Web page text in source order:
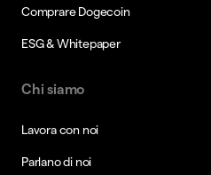
Comprare Dogecoin
ESG & Whitepaper
Chi siamo
Lavora con noi
Parlano di noi